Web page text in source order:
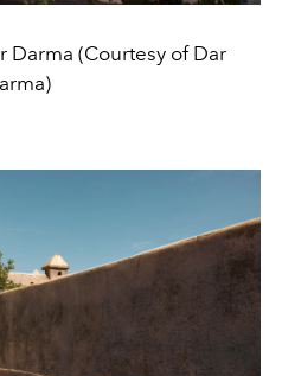
Darma (Courtesy of Dar